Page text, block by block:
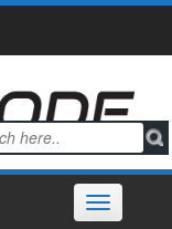
Toggle
navigation